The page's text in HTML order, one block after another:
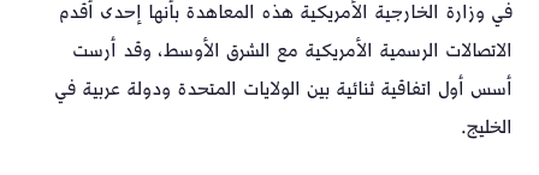
في وزارة الخارجية الأمريكية هذه المعاهدة بأنها إحدى أقدم
الاتصالات الرسمية الأمريكية مع الشرق الأوسط، وقد أرست
أسس أول اتفاقية ثنائية بين الولايات المتحدة ودولة عربية في
الخليج.